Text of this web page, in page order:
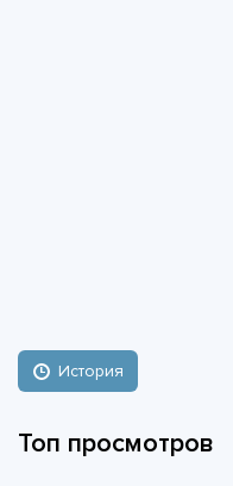
История
Топ просмотров